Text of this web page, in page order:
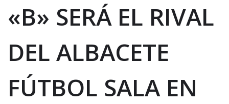
«B» SERÁ EL RIVAL
DEL ALBACETE
FÚTBOL SALA EN